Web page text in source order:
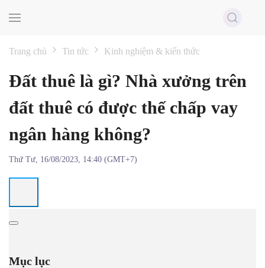
Trang chủ Tin tức Kinh nghiệm & kiến thức
Đất thuê là gì? Nhà xưởng trên
đất thuê có được thế chấp vay
ngân hàng không?
Thứ Tư, 16/08/2023, 14:40 (GMT+7)
Mục lục